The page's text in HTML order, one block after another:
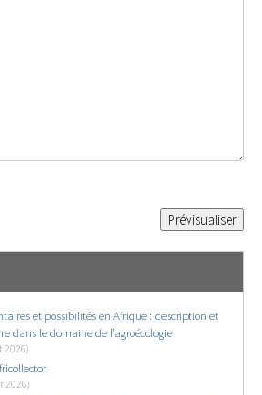
et possibilités en Afrique : description et
dans le domaine de l’agroécologie
2026)
2026)